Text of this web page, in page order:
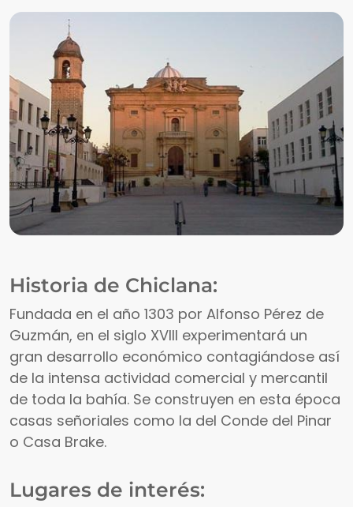
Historia de Chiclana:
Fundada en el año 1303 por Alfonso Pérez de
Guzmán, en el siglo XVIII experimentará un
gran desarrollo económico contagiándose así
de la intensa actividad comercial y mercantil
de toda la bahía. Se construyen en esta época
casas señoriales como la del Conde del Pinar
o Casa Brake.
Lugares de interés: